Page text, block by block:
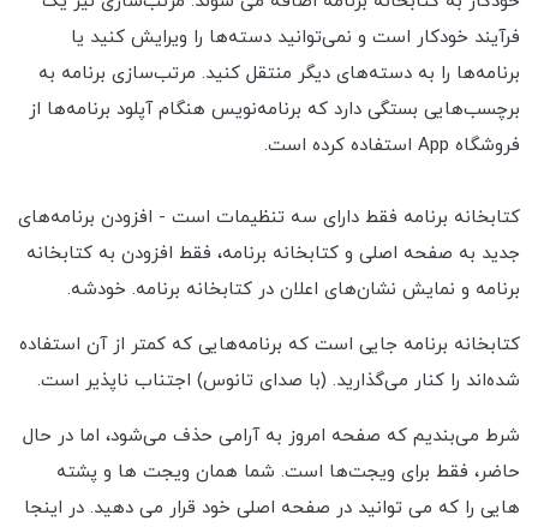
فرآیند خودکار است و نمی‌توانید دسته‌ها را ویرایش کنید یا
برنامه‌ها را به دسته‌های دیگر منتقل کنید. مرتب‌سازی برنامه به
برچسب‌هایی بستگی دارد که برنامه‌نویس هنگام آپلود برنامه‌ها از
فروشگاه App استفاده کرده است.
کتابخانه برنامه فقط دارای سه تنظیمات است - افزودن برنامه‌های
جدید به صفحه اصلی و کتابخانه برنامه، فقط افزودن به کتابخانه
برنامه و نمایش نشان‌های اعلان در کتابخانه برنامه. خودشه.
کتابخانه برنامه جایی است که برنامه‌هایی که کمتر از آن استفاده
شده‌اند را کنار می‌گذارید. (با صدای تانوس) اجتناب ناپذیر است.
شرط می‌بندیم که صفحه امروز به آرامی حذف می‌شود، اما در حال
حاضر، فقط برای ویجت‌ها است. شما همان ویجت ها و پشته
هایی را که می توانید در صفحه اصلی خود قرار می دهید. در اینجا